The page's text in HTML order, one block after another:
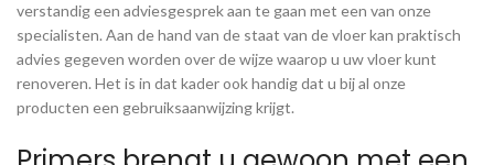
verstandig een adviesgesprek aan te gaan met een van onze
specialisten. Aan de hand van de staat van de vloer kan praktisch
advies gegeven worden over de wijze waarop u uw vloer kunt
renoveren. Het is in dat kader ook handig dat u bij al onze
producten een gebruiksaanwijzing krijgt.